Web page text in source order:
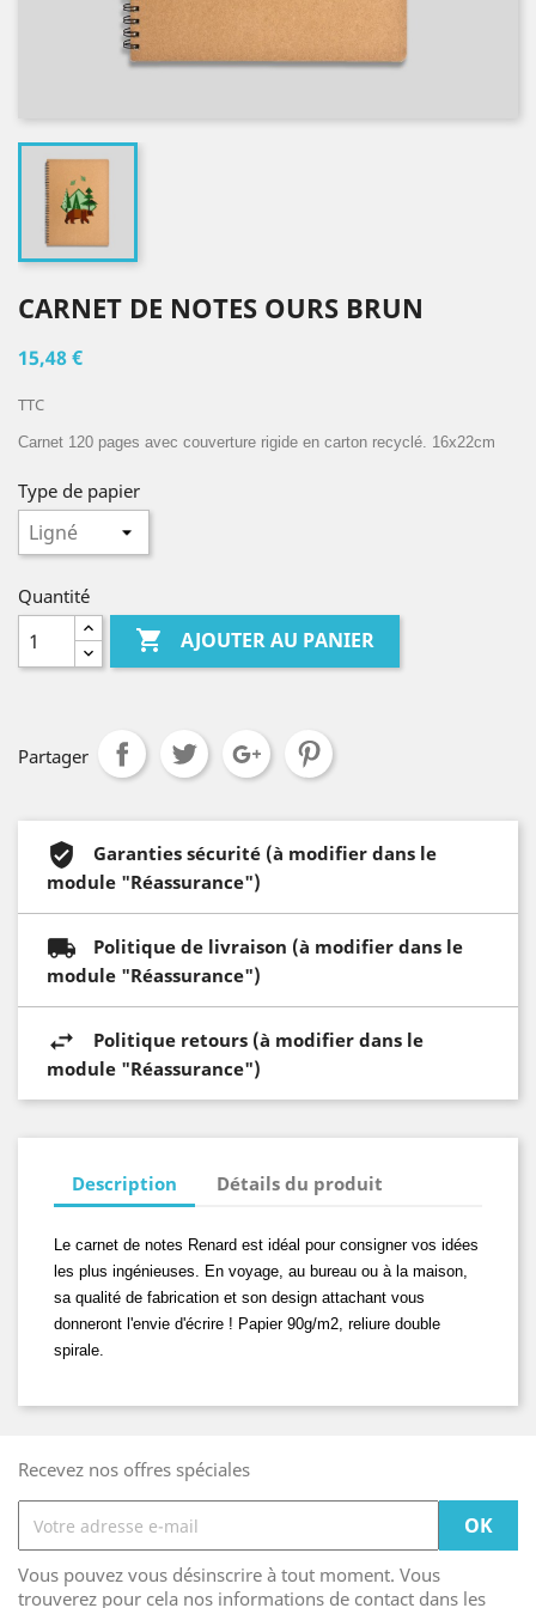
CARNET DE NOTES OURS BRUN
15,48 €
TTC
Carnet 120 pages avec couverture rigide en carton recyclé. 16x22cm
Type de papier
Quantité
 AJOUTER AU PANIER
Partager
Garanties sécurité (à modifier dans le
module "Réassurance")
Politique de livraison (à modifier dans le
module "Réassurance")
Politique retours (à modifier dans le
module "Réassurance")
Description Détails du produit
Le carnet de notes Renard est idéal pour consigner vos idées
les plus ingénieuses. En voyage, au bureau ou à la maison,
sa qualité de fabrication et son design attachant vous
donneront l'envie d'écrire ! Papier 90g/m2, reliure double
spirale.
Recevez nos offres spéciales
Vous pouvez vous désinscrire à tout moment. Vous
trouverez pour cela nos informations de contact dans les